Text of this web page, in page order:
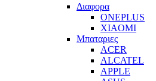
Διαφορα
ONEPLUS
XIAOMI
Μπαταριες
ACER
ALCATEL
APPLE